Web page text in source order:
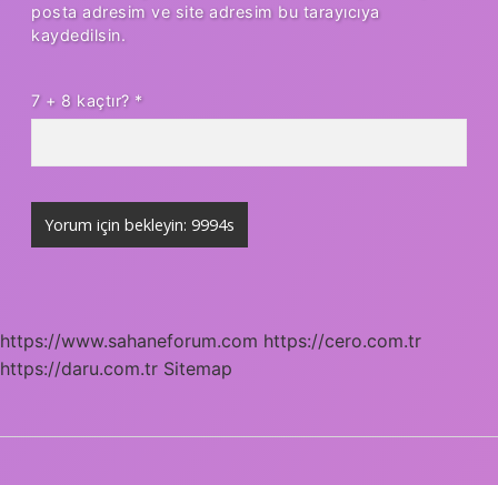
posta adresim ve site adresim bu tarayıcıya
kaydedilsin.
7 + 8 kaçtır? *
https://www.sahaneforum.com https://cero.com.tr
https://daru.com.tr Sitemap